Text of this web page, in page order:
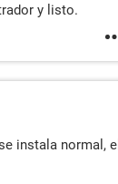
y listo.
instala normal, el